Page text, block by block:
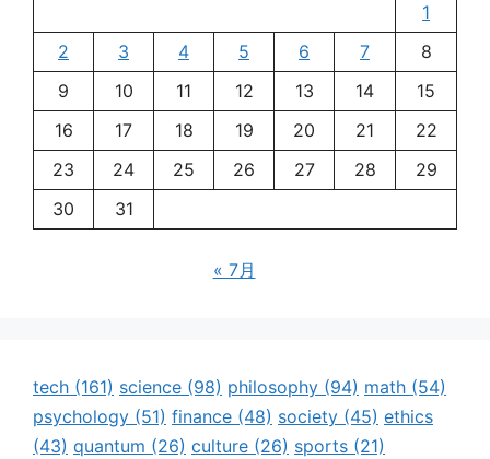
1
2
3 4 5 6 7
8
9
10 11 12 13 14
15
16
17 18 19 20 21
22
23
24 25 26 27 28
29
30
31
« 7月
tech (161) science (98) philosophy (94) math (54)
psychology (51) finance (48) society (45) ethics
(43) quantum (26) culture (26) sports (21)